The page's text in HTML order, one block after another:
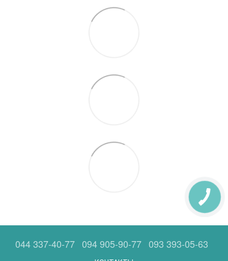
044 337-40-77 094 905-90-77 093 393-05-63